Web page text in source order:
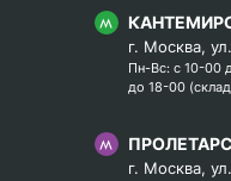
г. Москва,
Пн-Вс: с 10-00
до 18-00
г. Москва,